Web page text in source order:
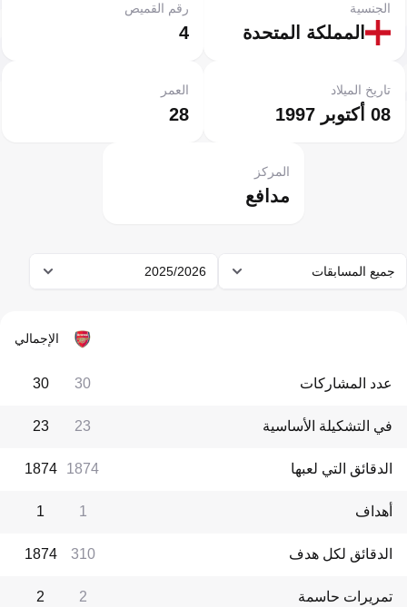
المملكة المتحدة
الجنسية
4
رقم القميص
08 أكتوبر 1997
تاريخ الميلاد
28
العمر
مدافع
المركز
جميع المسابقات 2025/2026
الإجمالي
عدد المشاركات 30
30
في التشكيلة الأساسية 23
23
الدقائق التي لعبها 1874
1874
أهداف 1
1
الدقائق لكل هدف 310
1874
تمريرات حاسمة 2
2